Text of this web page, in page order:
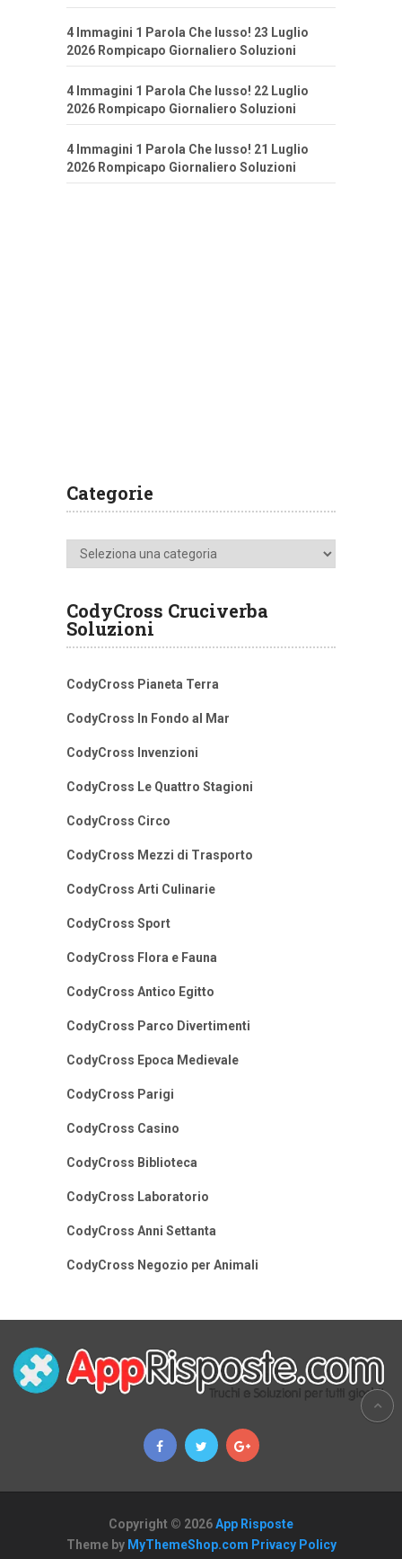
4 Immagini 1 Parola Che lusso! 23 Luglio
2026 Rompicapo Giornaliero Soluzioni
4 Immagini 1 Parola Che lusso! 22 Luglio
2026 Rompicapo Giornaliero Soluzioni
4 Immagini 1 Parola Che lusso! 21 Luglio
2026 Rompicapo Giornaliero Soluzioni
Categorie
Categorie
CodyCross Cruciverba
Soluzioni
CodyCross Pianeta Terra
CodyCross In Fondo al Mar
CodyCross Invenzioni
CodyCross Le Quattro Stagioni
CodyCross Circo
CodyCross Mezzi di Trasporto
CodyCross Arti Culinarie
CodyCross Sport
CodyCross Flora e Fauna
CodyCross Antico Egitto
CodyCross Parco Divertimenti
CodyCross Epoca Medievale
CodyCross Parigi
CodyCross Casino
CodyCross Biblioteca
CodyCross Laboratorio
CodyCross Anni Settanta
CodyCross Negozio per Animali
Copyright © 2026App Risposte
Theme by MyThemeShop.com Privacy Policy